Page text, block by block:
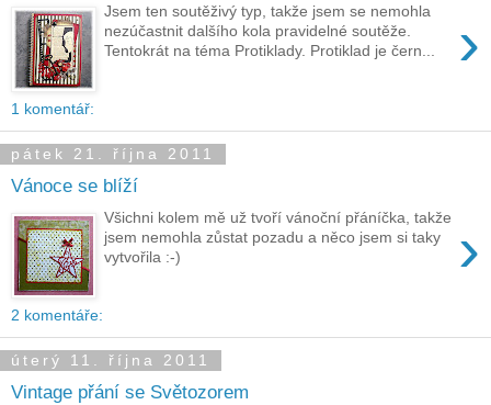
›
Jsem ten soutěživý typ, takže jsem se nemohla
nezúčastnit dalšího kola pravidelné soutěže.
Tentokrát na téma Protiklady. Protiklad je čern...
1 komentář:
pátek 21. října 2011
Vánoce se blíží
›
Všichni kolem mě už tvoří vánoční přáníčka, takže
jsem nemohla zůstat pozadu a něco jsem si taky
vytvořila :-)
2 komentáře:
úterý 11. října 2011
Vintage přání se Světozorem